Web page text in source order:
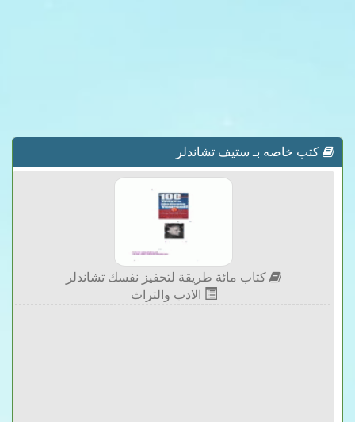
كتب خاصه بـ ستيف تشاندلر
كتاب مائة طريقة لتحفيز نفسك تشاندلر
الادب والتراث